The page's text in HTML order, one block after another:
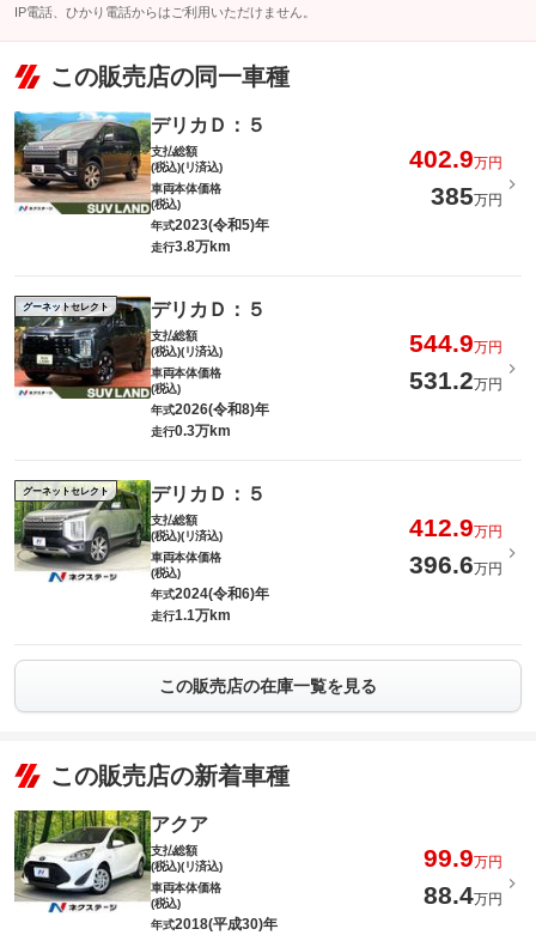
IP電話、ひかり電話からはご利用いただけません。
この販売店の同一車種
デリカＤ：５
支払総額
(税込)(リ済込)
402.9万円
車両本体価格
(税込)
385万円
年式2023(令和5)年
走行3.8万km
グーネットセレクト デリカＤ：５
支払総額
(税込)(リ済込)
544.9万円
車両本体価格
(税込)
531.2万円
年式2026(令和8)年
走行0.3万km
グーネットセレクト デリカＤ：５
支払総額
(税込)(リ済込)
412.9万円
車両本体価格
(税込)
396.6万円
年式2024(令和6)年
走行1.1万km
この販売店の在庫一覧を見る
この販売店の新着車種
アクア
支払総額
(税込)(リ済込)
99.9万円
車両本体価格
(税込)
88.4万円
年式2018(平成30)年